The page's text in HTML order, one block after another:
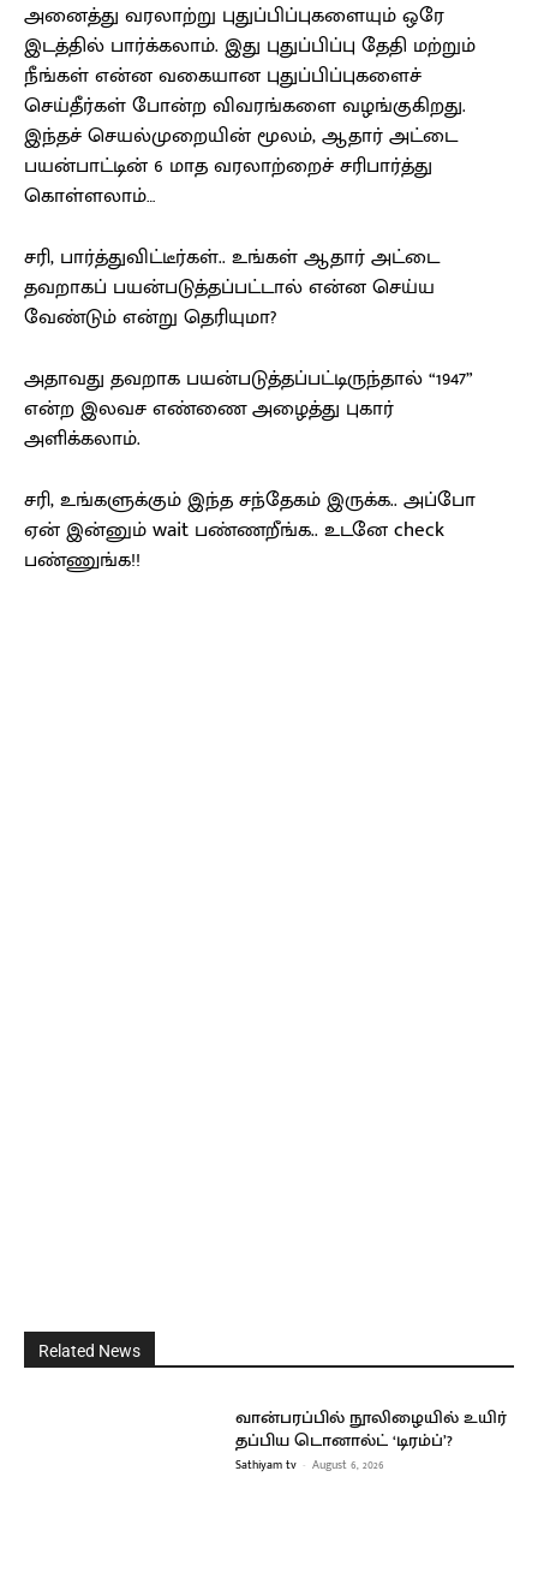
அனைத்து வரலாற்று புதுப்பிப்புகளையும் ஒரே
இடத்தில் பார்க்கலாம். இது புதுப்பிப்பு தேதி மற்றும்
நீங்கள் என்ன வகையான புதுப்பிப்புகளைச்
செய்தீர்கள் போன்ற விவரங்களை வழங்குகிறது.
இந்தச் செயல்முறையின் மூலம், ஆதார் அட்டை
பயன்பாட்டின் 6 மாத வரலாற்றைச் சரிபார்த்து
கொள்ளலாம்…
சரி, பார்த்துவிட்டீர்கள்.. உங்கள் ஆதார் அட்டை
தவறாகப் பயன்படுத்தப்பட்டால் என்ன செய்ய
வேண்டும் என்று தெரியுமா?
அதாவது தவறாக பயன்படுத்தப்பட்டிருந்தால் “1947”
என்ற இலவச எண்ணை அழைத்து புகார்
அளிக்கலாம்.
சரி, உங்களுக்கும் இந்த சந்தேகம் இருக்க.. அப்போ
ஏன் இன்னும் wait பண்ணறீங்க.. உடனே check
பண்ணுங்க!!
Related News
வான்பரப்பில் நூலிழையில் உயிர்
தப்பிய டொனால்ட் ‘டிரம்ப்’?
Sathiyam tv - August 6, 2026